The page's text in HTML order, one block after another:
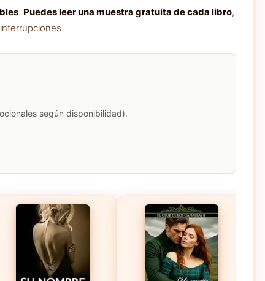
. Puedes leer una muestra gratuita de cada libro,
según disponibilidad).